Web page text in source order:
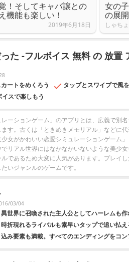
！そしてキャバ譲との
機能も楽しい！
2019年6月18日
女の
の展
しゃち
た -フルボイス 無料 の 放置
ートをめくろう
タップとスワイプで風
スで楽しもう
ーションゲーム」のアプリとは、広義で別
す。古くは「ときめきメモリアル」などに
女がかわいい恋愛シミュレーションゲーム」
リアル世界にはなかなかいないような美少
であるため大変に人気があります。プレイし
いジャンルのゲームです。
03/04
世界に召喚された主人公としてハーレムも作
折現れるライバルも素早いタップで追い払え
み要素も満載。すべてのエンディングをコン